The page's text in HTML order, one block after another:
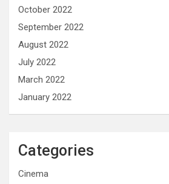
October 2022
September 2022
August 2022
July 2022
March 2022
January 2022
Categories
Cinema